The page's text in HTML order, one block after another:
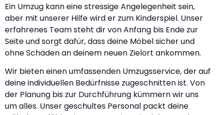
Ein Umzug kann eine stressige Angelegenheit sein,
aber mit unserer Hilfe wird er zum Kinderspiel. Unser
erfahrenes Team steht dir von Anfang bis Ende zur
Seite und sorgt dafür, dass deine Möbel sicher und
ohne Schäden an deinem neuen Zielort ankommen.
Wir bieten einen umfassenden Umzugsservice, der auf
deine individuellen Bedürfnisse zugeschnitten ist. Von
der Planung bis zur Durchführung kümmern wir uns
um alles. Unser geschultes Personal packt deine